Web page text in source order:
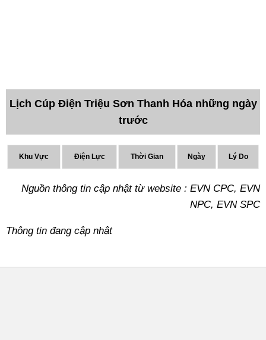
Lịch Cúp Điện Triệu Sơn Thanh Hóa những ngày
trước
Khu Vực Điện Lực Thời Gian Ngày Lý Do
Nguồn thông tin cập nhật từ website : EVN CPC, EVN
NPC, EVN SPC
Thông tin đang cập nhật